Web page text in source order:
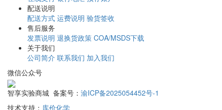
配送说明
配送方式 运费说明 验货签收
售后服务
发票说明 退换货政策 COA/MSDS下载
关于我们
公司简介 联系我们 加入我们
微信公众号
智享实验商城 备案号： 渝ICP备2025054452号-1
技术支持： 库价化学